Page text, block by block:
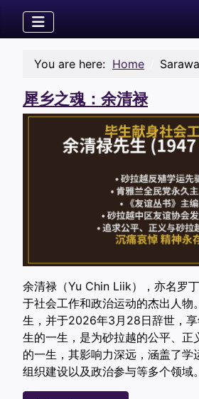
You are here: Home
犀乡之魂：余清禄
余清禄（Yu Chin Liik），亦名罗
于社会工作和政治运动的杰出人物
生，并于2026年3月28日辞世，
生的一生，是为砂拉越的公平、正
的一生，其影响力深远，涵盖了学
组织建设以及政治参与等多个领域。